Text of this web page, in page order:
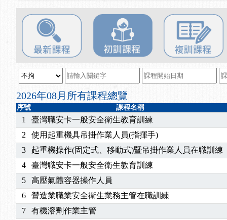
2025/08/20【進修課程】SDS格式百百種？專業講師帶您判斷
2025/08/12
【中心公告】因應颱風來襲，若遇停班停課消息
2025/07/06
【中心公告】颱風假114/07/07停班停課
2025/06/06【進修課程】～～前導課程看這邊推出囉～～
2025/05/29【進修課程】前導課程推出公告！
2025/04/28
【進修課程】要怎麼進修自我？課程百百種選擇好
2025/01/21「高壓氣體製造安全主任」、「隧道等襯砌作業主
訓測驗
2025/01/15【線上課程】碳中和核心職能系列課程資訊
2026/07/15【免費研習】115年製造業危害預防職場安衛法令
2026/07/08【中心公告】因應颱風來襲，若遇停班停課消息 補
2026/05/06【產業人才投資】06/03-06/08堆高機課程，政府出
2026/04/24【製程安全評估人員】開課囉
2025/11/11【中心公告】颱風假11/12停班停課
2025/11/10【中心公告】因應颱風來襲，若遇停班停課消息 補
2025/10/30【進修課程】2026年，課程意見蒐集~
2025/08/20【進修課程】SDS格式百百種？專業講師帶您判斷
2025/08/12 【中心公告】因應颱風來襲，若遇停班停課消息 補
2026年08月所有課程總覽
序號 課程名稱
1
臺灣職安卡一般安全衛生教育訓練
2
使用起重機具吊掛作業人員(指揮手)
3
起重機操作(固定式、移動式)暨吊掛作業人員在職訓練
4
臺灣職安卡一般安全衛生教育訓練
5
高壓氣體容器操作人員
6
營造業職業安全衛生業務主管在職訓練
7
有機溶劑作業主管